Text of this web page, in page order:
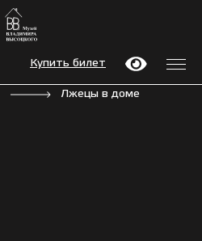
Купить билет
Лжецы в доме